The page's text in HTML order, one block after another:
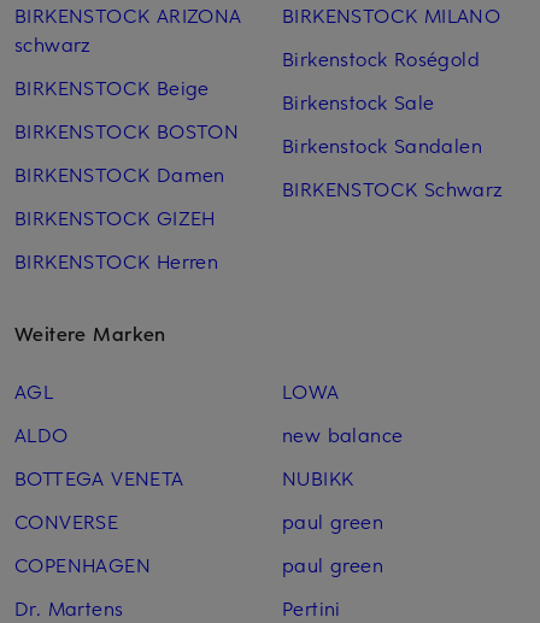
BIRKENSTOCK ARIZONA
schwarz
BIRKENSTOCK Beige
BIRKENSTOCK BOSTON
BIRKENSTOCK Damen
BIRKENSTOCK GIZEH
BIRKENSTOCK Herren
BIRKENSTOCK MILANO
Birkenstock Roségold
Birkenstock Sale
Birkenstock Sandalen
BIRKENSTOCK Schwarz
Weitere Marken
AGL
ALDO
BOTTEGA VENETA
CONVERSE
COPENHAGEN
Dr. Martens
LOWA
new balance
NUBIKK
paul green
paul green
Pertini